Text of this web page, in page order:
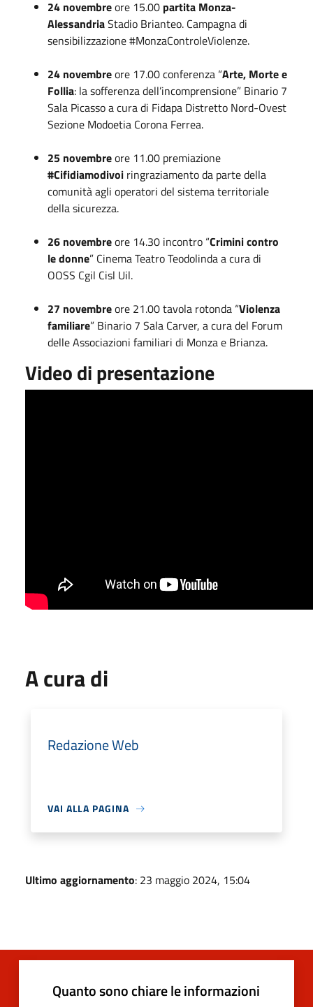
24 novembreore 15.00 partita Monza-
AlessandriaStadio Brianteo. Campagna di
sensibilizzazione #MonzaControleViolenze.
24 novembreore 17.00 conferenza “Arte, Morte e
Follia: la sofferenza dell’incomprensione” Binario 7
Sala Picasso a cura di Fidapa Distretto Nord-Ovest
Sezione Modoetia Corona Ferrea.
25 novembreore 11.00 premiazione
#Cifidiamodivoi ringraziamento da parte della
comunità agli operatori del sistema territoriale
della sicurezza.
26 novembreore 14.30 incontro “Crimini contro
le donne” Cinema Teatro Teodolinda a cura di
OOSS Cgil Cisl Uil.
27 novembreore 21.00 tavola rotonda “Violenza
familiare” Binario 7 Sala Carver, a cura del Forum
delle Associazioni familiari di Monza e Brianza.
Video di presentazione
A cura di
Redazione Web
VAI ALLA PAGINA
Ultimo aggiornamento: 23 maggio 2024, 15:04
Quanto sono chiare le informazioni